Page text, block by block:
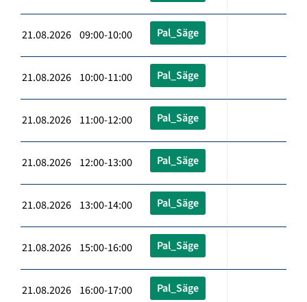
21.08.2026 09:00-10:00 Pal_Säge
21.08.2026 10:00-11:00 Pal_Säge
21.08.2026 11:00-12:00 Pal_Säge
21.08.2026 12:00-13:00 Pal_Säge
21.08.2026 13:00-14:00 Pal_Säge
21.08.2026 15:00-16:00 Pal_Säge
21.08.2026 16:00-17:00 Pal_Säge